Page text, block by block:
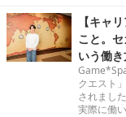
【キャ
こと。
いう働
クエスト
されまし
実際に働